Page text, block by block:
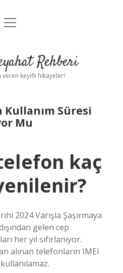
Uyarı
menüyü
Rehberi
keyifli hikayeler!
Kullanım Süresi
Mu
kaç
2024 Varışla Şaşırmaya
gelen cep
her yıl sıfırlanıyor.
alınan telefonların IMEI